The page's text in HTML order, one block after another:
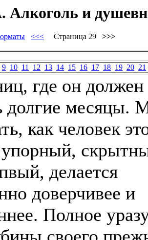
Алкоголь и
<<< Страница 29 >>>
9 10 11 12 13 14 15 16 17 18 19 20 21
где он должен
долгие месяцы.
как человек
упорный,
делается
доверчивее и
Полное